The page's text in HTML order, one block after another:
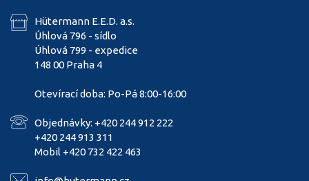
Hütermann E.E.D. a.s.
Úhlová 796 - sídlo
Úhlová 799 - expedice
148 00 Praha 4
Otevírací doba: Po-Pá 8:00-16:00
Objednávky: +420 244 912 222
+420 244 913 311
Mobil +420 732 422 463